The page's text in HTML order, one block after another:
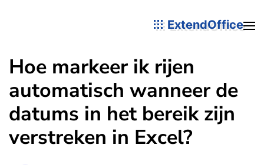
ExtendOffice
Hoe markeer ik rijen
automatisch wanneer de
datums in het bereik zijn
verstreken in Excel?